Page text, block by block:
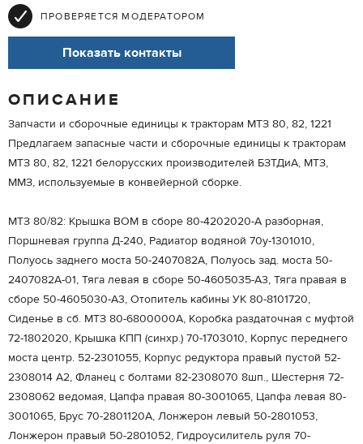
ПРОВЕРЯЕТСЯ МОДЕРАТОРОМ
Показать контакты
ОПИСАНИЕ
Запчасти и сборочные единицы к тракторам МТЗ 80, 82, 1221
Предлагаем запасные части и сборочные единицы к тракторам
МТЗ 80, 82, 1221 белорусских производителей БЗТДиА, МТЗ,
ММЗ, используемые в конвейерной сборке.
МТЗ 80/82: Крышка ВОМ в сборе 80-4202020-А разборная,
Поршневая группа Д-240, Радиатор водяной 70у-1301010,
Полуось заднего моста 50-2407082А, Полуось зад. моста 50-
2407082А-01, Тяга левая в сборе 50-4605035-А3, Тяга правая в
сборе 50-4605030-А3, Отопитель кабины УК 80-8101720,
Сиденье в сб. МТЗ 80-6800000А, Коробка раздаточная с муфтой
72-1802020, Крышка КПП (синхр.) 70-1703010, Корпус переднего
моста центр. 52-2301055, Корпус редуктора правый пустой 52-
2308014 А2, Фланец с болтами 82-2308070 8шп., Шестерня 72-
2308062 ведомая, Цапфа правая 80-3001065, Цапфа левая 80-
3001065, Брус 70-2801120А, Лонжерон левый 50-2801053,
Лонжерон правый 50-2801052, Гидроусилитель руля 70-